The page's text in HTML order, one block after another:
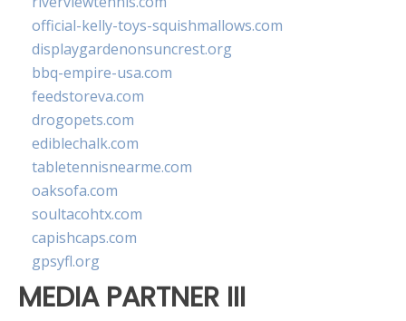
official-kelly-toys-squishmallows.com
displaygardenonsuncrest.org
bbq-empire-usa.com
feedstoreva.com
drogopets.com
ediblechalk.com
tabletennisnearme.com
oaksofa.com
soultacohtx.com
capishcaps.com
gpsyfl.org
MEDIA PARTNER III